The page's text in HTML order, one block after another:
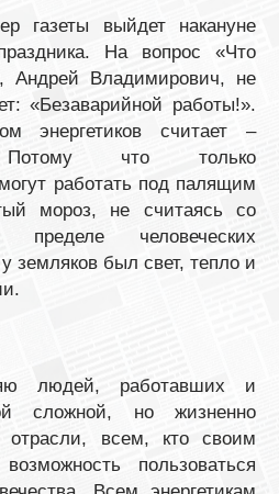
газеты выйдет накануне
На вопрос «Что
Андрей Владимирович, не
«Безаварийной работы!».
энергетиков считает –
Потому что только
работать под палящим
мороз, не считаясь со
человеческих
земляков был свет, тепло и
людей, работавших и
сложной, но жизненно
всем, кто своим
пользоваться